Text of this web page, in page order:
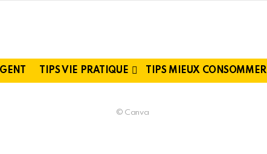
TIPS VIE PRATIQUE TIPS MIEUX CONSOMMER
© Canva